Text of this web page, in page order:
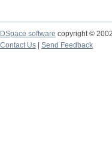
DSpace software copyright ©
Contact Us
Send Feedback